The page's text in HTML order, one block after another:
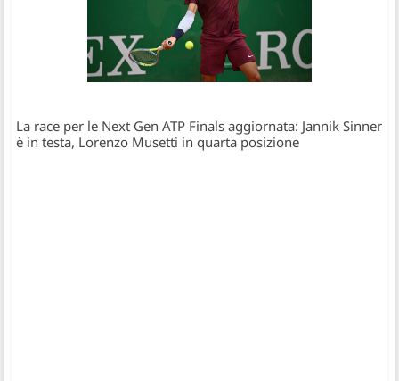
La race per le Next Gen ATP Finals aggiornata: Jannik Sinner
è in testa, Lorenzo Musetti in quarta posizione